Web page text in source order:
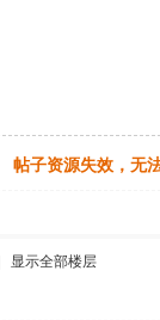
帖子资源失效，无
显示全部楼层